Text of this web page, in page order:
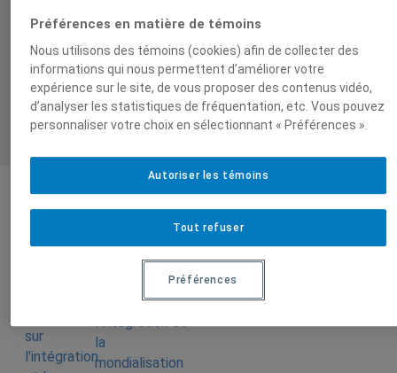
d'études sur
la
mondialisation
Préférences en matière de témoins
Nous utilisons des témoins (cookies) afin de collecter des
informations qui nous permettent d’améliorer votre
expérience sur le site, de vous proposer des contenus vidéo,
d’analyser les statistiques de fréquentation, etc. Vous pouvez
personnaliser votre choix en sélectionnant « Préférences ».
Tout refuser
Autoriser les témoins
Préférences